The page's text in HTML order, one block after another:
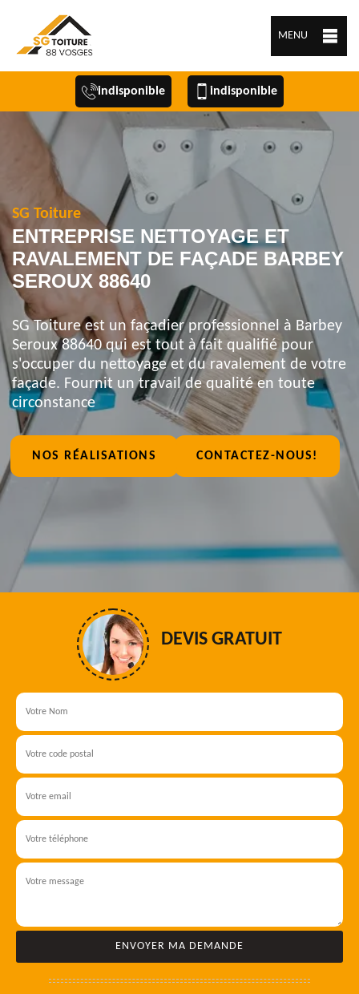
MENU
indisponible indisponible
SG Toiture
ENTREPRISE NETTOYAGE ET
RAVALEMENT DE FAÇADE BARBEY
SEROUX 88640
SG Toiture est un façadier professionnel à Barbey
Seroux 88640 qui est tout à fait qualifié pour
s'occuper du nettoyage et du ravalement de votre
façade. Fournit un travail de qualité en toute
circonstance
NOS RÉALISATIONS CONTACTEZ-NOUS!
DEVIS GRATUIT